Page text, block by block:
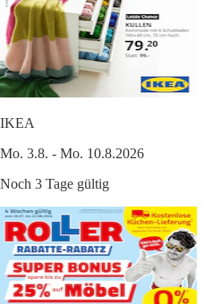
IKEA
Mo. 3.8. - Mo. 10.8.2026
Noch 3 Tage gültig